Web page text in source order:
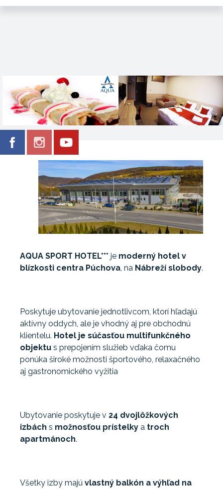
AQUA SPORT HOTEL*** je moderný hotel v
blízkosti centra Púchova , na Nábreží slobody.
Poskytuje ubytovanie jednotlivcom, ktorí hľadajú
aktívny oddych, ale je vhodný aj pre obchodnú
klientelu. Hotel je súčasťou multifunkčného
objektu s prepojením služieb vďaka čomu
ponúka široké možnosti športového, relaxačného
aj gastronomického vyžitia
Ubytovanie poskytuje v 24 dvojlôžkových
izbách s možnosťou prístelky a troch
apartmánoch.
Všetky izby majú vlastný balkón a výhľad na